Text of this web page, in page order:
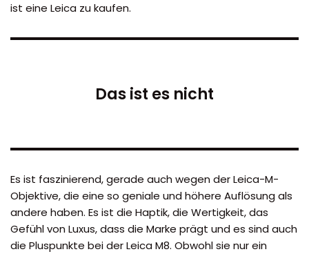
ist eine Leica zu kaufen.
Das ist es nicht
Es ist faszinierend, gerade auch wegen der Leica-M-
Objektive, die eine so geniale und höhere Auflösung als
andere haben. Es ist die Haptik, die Wertigkeit, das
Gefühl von Luxus, dass die Marke prägt und es sind auch
die Pluspunkte bei der Leica M8. Obwohl sie nur ein